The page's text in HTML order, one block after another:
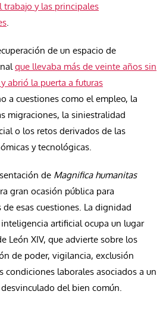
y las principales
.
de un espacio de
que llevaba más de veinte años sin
abrió la puerta a futuras
a cuestiones como el empleo, la
migraciones, la siniestralidad
o los retos derivados de las
y tecnológicas.
de Magnifica humanitas
gran ocasión pública para
esas cuestiones. La dignidad
artificial ocupa un lugar
León XIV, que advierte sobre los
de poder, vigilancia, exclusión
condiciones laborales asociados a un
del bien común.